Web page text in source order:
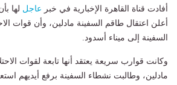
أفادت قناة القاهرة الإخبارية في خبر عاجل لها
أعلن اعتقال طاقم السفينة مادلين، وأن قوات
السفينة إلى ميناء أسدود.
وكانت قوارب سريعة يعتقد أنها تابعة لقوات
مادلين، وطالبت نشطاء السفينة برفع أيديهم